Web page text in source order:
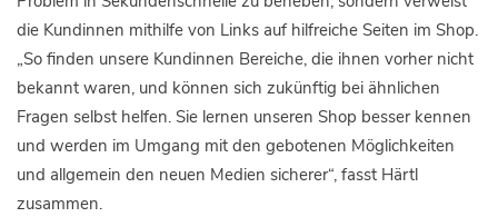
die Kundinnen mithilfe von Links auf hilfreiche Seiten im Shop.
„So finden unsere Kundinnen Bereiche, die ihnen vorher nicht
bekannt waren, und können sich zukünftig bei ähnlichen
Fragen selbst helfen. Sie lernen unseren Shop besser kennen
und werden im Umgang mit den gebotenen Möglichkeiten
und allgemein den neuen Medien sicherer“, fasst Härtl
zusammen.